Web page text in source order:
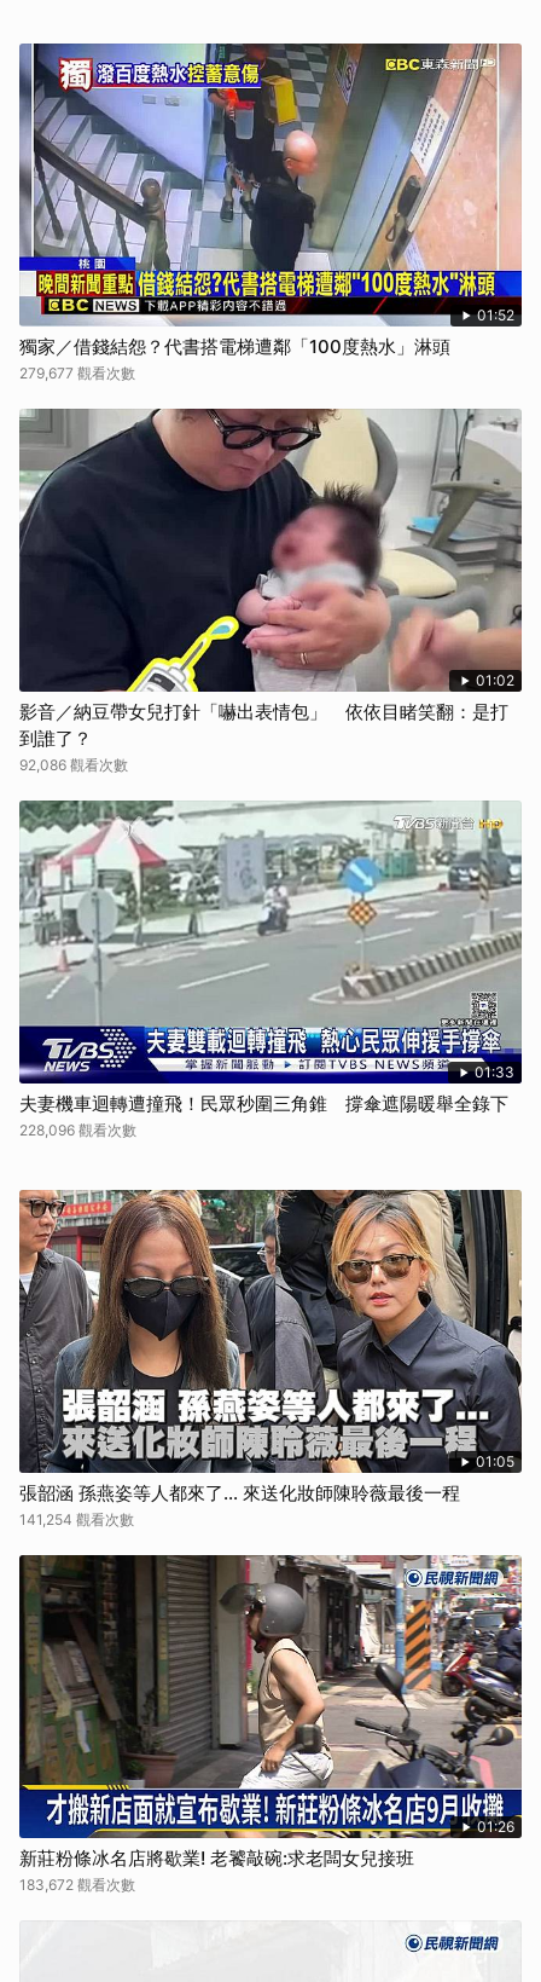
01:52
獨家／借錢結怨？代書搭電梯遭鄰「100度熱水」淋頭
279,677 觀看次數
01:02
影音／納豆帶女兒打針「嚇出表情包」 依依目睹笑翻：是打
到誰了？
92,086 觀看次數
01:33
夫妻機車迴轉遭撞飛！民眾秒圍三角錐 撐傘遮陽暖舉全錄下
228,096 觀看次數
01:05
張韶涵 孫燕姿等人都來了... 來送化妝師陳聆薇最後一程
141,254 觀看次數
01:26
新莊粉條冰名店將歇業! 老饕敲碗:求老闆女兒接班
183,672 觀看次數